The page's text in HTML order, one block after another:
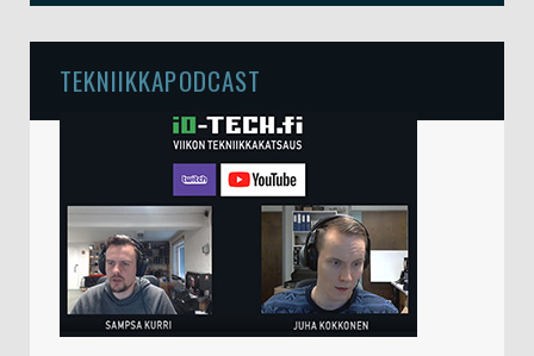
TEKNIIKKAPODCAST